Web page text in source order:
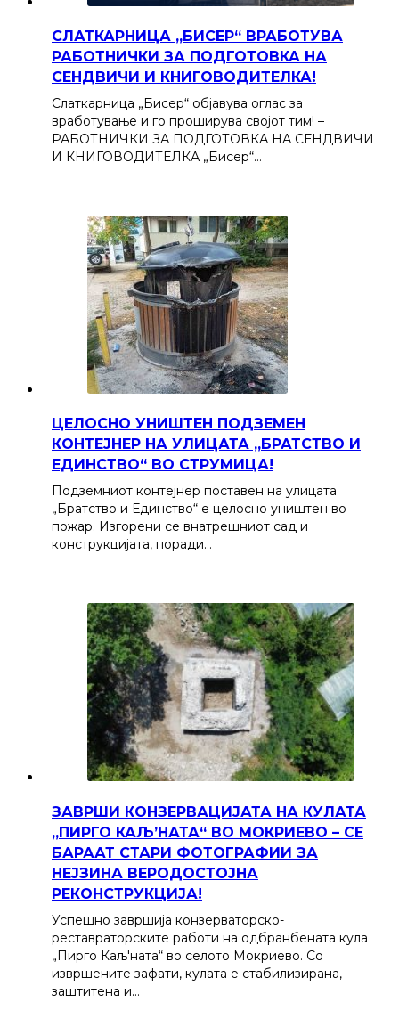
СЛАТКАРНИЦА „БИСЕР“ ВРАБОТУВА
РАБОТНИЧКИ ЗА ПОДГОТОВКА НА
СЕНДВИЧИ И КНИГОВОДИТЕЛКА!
Слаткарница „Бисер“ објавува оглас за
вработување и го проширува својот тим! –
РАБОТНИЧКИ ЗА ПОДГОТОВКА НА СЕНДВИЧИ
И КНИГОВОДИТЕЛКА „Бисер“…
ЦЕЛОСНО УНИШТЕН ПОДЗЕМЕН
КОНТЕЈНЕР НА УЛИЦАТА „БРАТСТВО И
ЕДИНСТВО“ ВО СТРУМИЦА!
Подземниот контејнер поставен на улицата
„Братство и Единство“ е целосно уништен во
пожар. Изгорени се внатрешниот сад и
конструкцијата, поради…
ЗАВРШИ КОНЗЕРВАЦИЈАТА НА КУЛАТА
„ПИРГО КАЉ’НАТА“ ВО МОКРИЕВО – СЕ
БАРААТ СТАРИ ФОТОГРАФИИ ЗА
НЕЈЗИНА ВЕРОДОСТОЈНА
РЕКОНСТРУКЦИЈА!
Успешно завршија конзерваторско-
реставраторските работи на одбранбената кула
„Пирго Каљ'ната“ во селото Мокриево. Со
извршените зафати, кулата е стабилизирана,
заштитена и…